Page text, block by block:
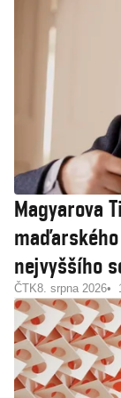
Magyarova
nejvyššího
ČTK8. srpna 2026